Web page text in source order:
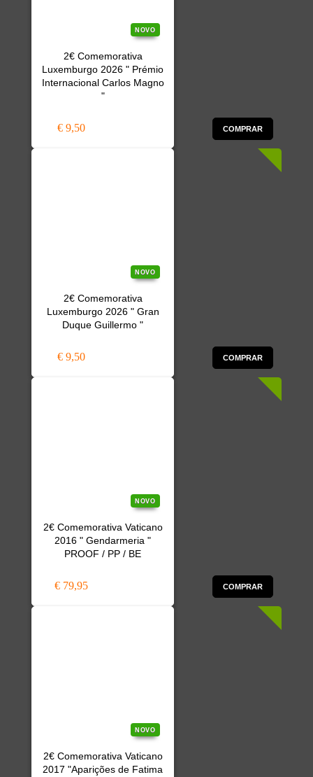
NOVO
2€ Comemorativa
Luxemburgo 2026 " Prémio
Internacional Carlos Magno
"
€ 9,50 COMPRAR
NOVO
2€ Comemorativa
Luxemburgo 2026 " Gran
Duque Guillermo "
€ 9,50 COMPRAR
NOVO
2€ Comemorativa Vaticano
2016 " Gendarmeria "
PROOF / PP / BE
€ 79,95 COMPRAR
NOVO
2€ Comemorativa Vaticano
2017 "Aparições de Fatima